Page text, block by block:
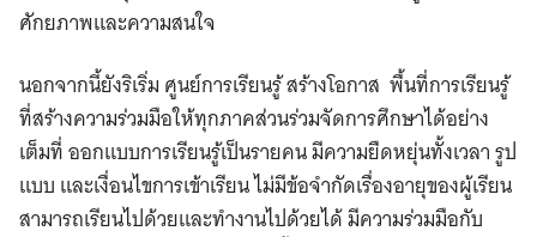
ศักยภาพและความสนใจ
นอกจากนี้ยังริเริ่ม ศูนย์การเรียนรู้ สร้างโอกาส พื้นที่การเรียนรู้
ที่สร้างความร่วมมือให้ทุกภาคส่วนร่วมจัดการศึกษาได้อย่าง
เต็มที่ ออกแบบการเรียนรู้เป็นรายคน มีความยืดหยุ่นทั้งเวลา รูป
แบบ และเงื่อนไขการเข้าเรียน ไม่มีข้อจำกัดเรื่องอายุของผู้เรียน
สามารถเรียนไปด้วยและทำงานไปด้วยได้ มีความร่วมมือกับ